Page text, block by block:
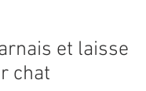
et laisse
chat